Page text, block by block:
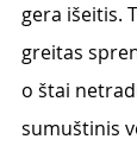
gera išeitis.
greitas
o štai
sumuštinis